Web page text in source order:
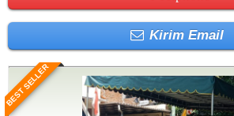
Kirim Email
BEST SELLER